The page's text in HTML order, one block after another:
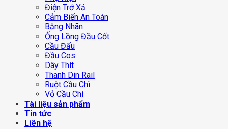
Điện Trở Xả
Cảm Biến An Toàn
Băng Nhãn
Ống Lồng Đầu Cốt
Cầu Đấu
Đầu Cos
Dây Thít
Thanh Din Rail
Ruột Cầu Chì
Vỏ Cầu Chì
Tài liệu sản phẩm
Tin tức
Liên hệ